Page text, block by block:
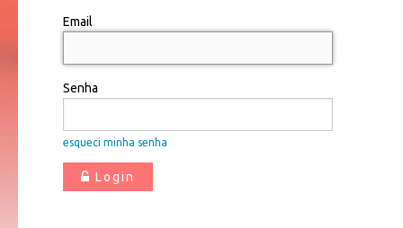
Email
Senha
esqueci minha senha
Login